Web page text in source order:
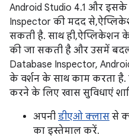
Android Studio 4.1 और इसके
Inspector की मदद से,
सकती है. साथ ही, ऐप्लिकेशन
की जा सकती है और उसमें
Database Inspector,
के वर्शन के साथ काम करता
करने के लिए खास सुविधाएं
अपनी डीएओ क्लास से
का इस्तेमाल करें.